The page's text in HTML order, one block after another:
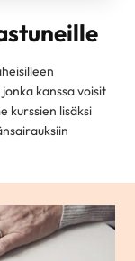
kanssa voisit
kurssien lisäksi